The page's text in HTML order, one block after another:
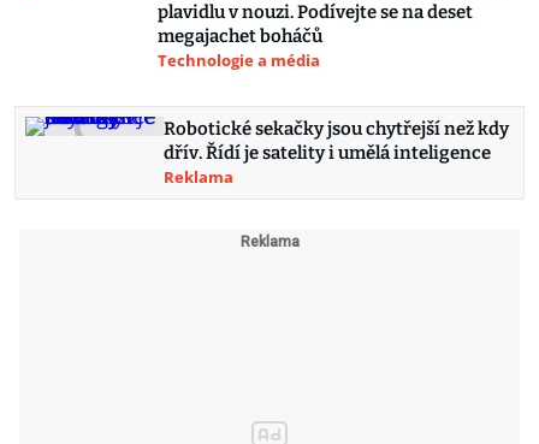
plavidlu v nouzi. Podívejte se na deset
megajachet boháčů
Technologie a média
Robotické sekačky jsou chytřejší než kdy
dřív. Řídí je satelity i umělá inteligence
Reklama